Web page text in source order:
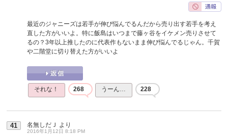
最近のジャニーズは若手が伸び悩んでるんだから売り出す若手を考え
直した方がいいよ。特に飯島はいつまで藤ヶ谷をイケメン売りさせて
るの？3年以上推したのに代表作もないまま伸び悩んでるじゃん。千賀
や二階堂に切り替えた方がいいよ
それな！ 268 うーん… 228
41 名無しだＪ より
2016年1月12日 8:18 PM